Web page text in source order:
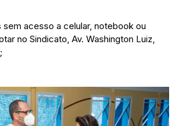
sem acesso a celular, notebook ou
no Sindicato, Av. Washington Luiz,